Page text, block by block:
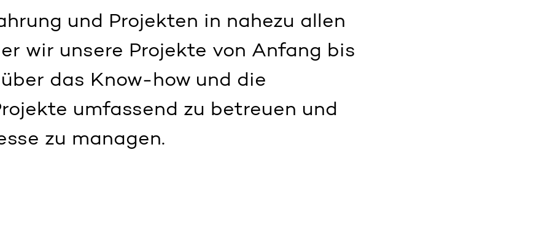
und Projekten in nahezu allen
wir unsere Projekte von Anfang bis
das Know-how und die
umfassend zu betreuen und
zu managen.